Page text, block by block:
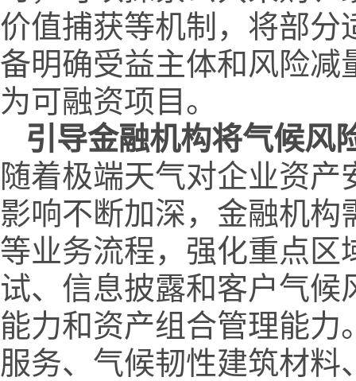
价值捕获等机制，将部分
备明确受益主体和风险减
为可融资项目。
引导金融机构将气候风
随着极端天气对企业资
影响不断加深，金融机
等业务流程，强化重点区
试、信息披露和客户气
能力和资产组合管理能
服务、气候韧性建筑材